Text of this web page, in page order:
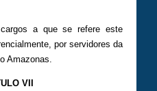
a que se refere este
por servidores da
Amazonas.
VII